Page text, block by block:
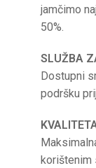
jamčimo
50%.
SLUŽBA
Dostupni
podršku
korištenim